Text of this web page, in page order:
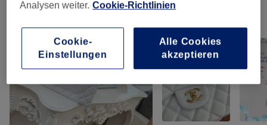
Bild anklicken für weitere Details
Analysen weiter. Cookie-Richtlinien
Alle Cookies
akzeptieren
Cookie-
Einstellungen